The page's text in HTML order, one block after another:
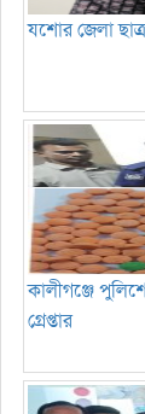
যশোর জেলা
কালীগঞ্জে
গ্রেপ্তার